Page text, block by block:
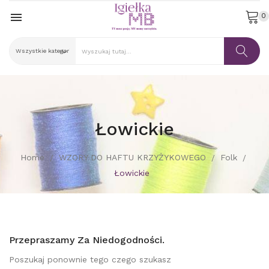
 0
Łowickie
Home WZORY DO HAFTU KRZYŻYKOWEGO
Folk
Łowickie
Przepraszamy Za Niedogodności.
Poszukaj ponownie tego czego szukasz